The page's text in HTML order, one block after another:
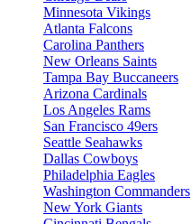
Minnesota Vikings
Atlanta Falcons
Carolina Panthers
New Orleans Saints
Tampa Bay Buccaneers
Arizona Cardinals
Los Angeles Rams
San Francisco 49ers
Seattle Seahawks
Dallas Cowboys
Philadelphia Eagles
Washington Commanders
New York Giants